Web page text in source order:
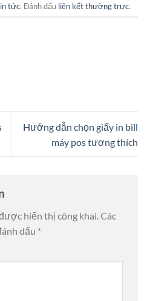
tức. Đánh dấu liên kết thường trực.
Hướng dẫn chọn giấy in bill
máy pos tương thích
hiển thị công khai.Các
dấu *